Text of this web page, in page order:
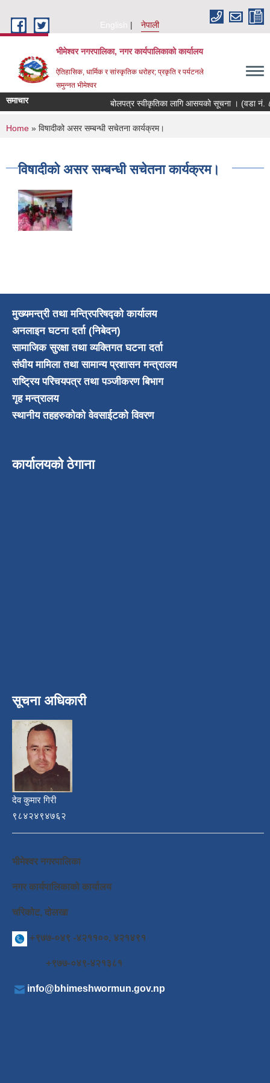
English
नेपाली
भीमेश्वर नगरपालिका, नगर कार्यपालिकाको कार्यालय
ऐतिहासिक, धार्मिक र सांस्कृतिक धरोहर; प्रकृति र पर्यटनले
समुन्नत भीमेश्वर
समाचार बोलपत्र स्वीकृतिका लागि आसयको सूचना । (वडा नं.
You are here
Home » विषादीको असर सम्बन्धी सचेतना कार्यक्रम।
विषादीको असर सम्बन्धी सचेतना कार्यक्रम।
मुख्यमन्त्री तथा मन्त्रिपरिषद्को कार्यालय
अनलाइन घटना दर्ता (निबेदन)
सामाजिक सुरक्षा तथा व्यक्तिगत घटना दर्ता
संघीय मामिला तथा सामान्य प्रशासन मन्त्रालय
राष्ट्रिय परिचयपत्र तथा पञ्जीकरण बिभाग
गृह मन्त्रालय
स्थानीय तहहरुकोको वेवसाईटको विवरण
कार्यालयको ठेगाना
सूचना अधिकारी
देव कुमार गिरी
९८४२४९४७६२
भीमेश्वर नगरपालिका
नगर कार्यपालिकाको कार्यालय
चरिकोट, दोलखा
+९७७-०४९ -४२११००, ४२१४९१
+९७७-०४९-४२१३८१
info@bhimeshwormun.gov.np